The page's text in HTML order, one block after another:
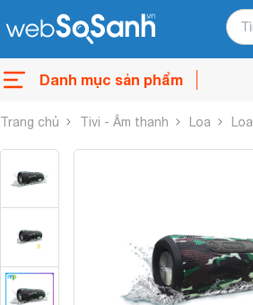
Danh mục sản phẩm
Trang chủ Tivi - Âm thanh Loa